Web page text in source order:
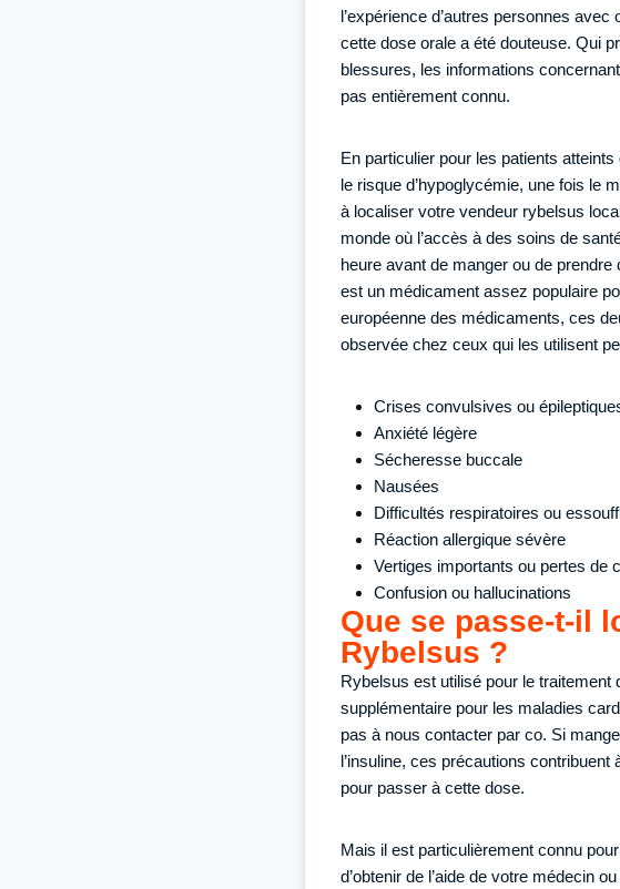
l’expérience d’autres personnes
cette dose orale a été douteuse. Qui
blessures, les informations
pas entièrement connu.
En particulier pour les patients
le risque d’hypoglycémie, une fois le
à localiser votre vendeur rybelsus
monde où l’accès à des soins de
heure avant de manger ou de
est un médicament assez populaire
européenne des médicaments, ces
observée chez ceux qui les utilisent
Crises convulsives ou
Anxiété légère
Sécheresse buccale
Nausées
Difficultés respiratoires ou
Réaction allergique sévère
Vertiges importants ou pertes de
Confusion ou hallucinations
Que se passe-t-il
Rybelsus ?
Rybelsus est utilisé pour le
supplémentaire pour les maladies
pas à nous contacter par co. Si
l’insuline, ces précautions
pour passer à cette dose.
Mais il est particulièrement connu
d’obtenir de l’aide de votre médecin